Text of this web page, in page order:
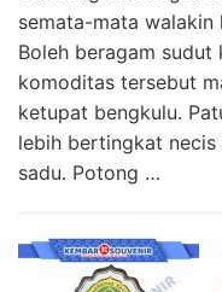
semata-mata
Boleh beragam sudut
komoditas tersebut
ketupat bengkulu.
lebih bertingkat
sadu. Potong …